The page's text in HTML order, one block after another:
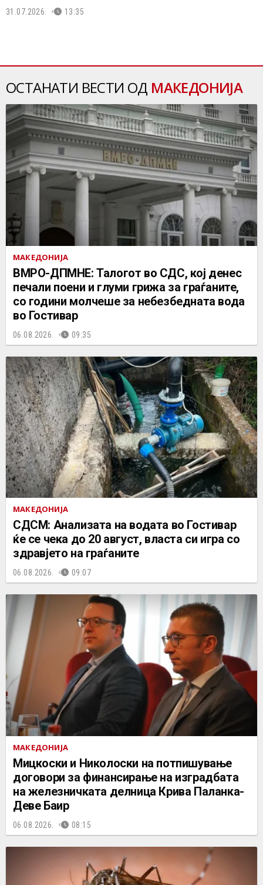
31.07.2026. 13:35
ОСТАНАТИ ВЕСТИ ОД МАКЕДОНИЈА
МАКЕДОНИЈА
ВМРО-ДПМНЕ: Талогот во СДС, кој денес
печали поени и глуми грижа за граѓаните,
со години молчеше за небезбедната вода
во Гостивар
06.08.2026. 09:35
МАКЕДОНИЈА
СДСМ: Анализата на водата во Гостивар
ќе се чека до 20 август, власта си игра со
здравјето на граѓаните
06.08.2026. 09:07
МАКЕДОНИЈА
Мицкоски и Николоски на потпишување
договори за финансирање на изградбата
на железничката делница Крива Паланка-
Деве Баир
06.08.2026. 08:15